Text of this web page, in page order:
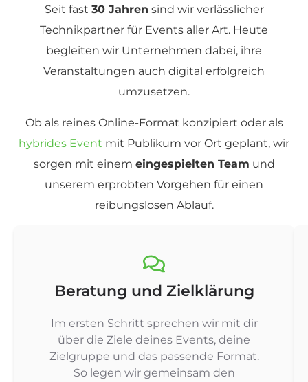
Seit fast 30 Jahren sind wir verlässlicher
Technikpartner für Events aller Art. Heute
begleiten wir Unternehmen dabei, ihre
Veranstaltungen auch digital erfolgreich
umzusetzen.
Ob als reines Online-Format konzipiert oder als
hybrides Event mit Publikum vor Ort geplant, wir
sorgen mit einem eingespielten Team und
unserem erprobten Vorgehen für einen
reibungslosen Ablauf.
Beratung und Zielklärung
Im ersten Schritt sprechen wir mit dir
über die Ziele deines Events, deine
Zielgruppe und das passende Format.
So legen wir gemeinsam den